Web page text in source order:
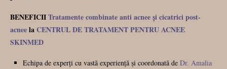
BENEFICIITratamente combinate anti acnee și cicatrici post-
acneelaCENTRUL DE TRATAMENT PENTRU ACNEE
SKINMED
Echipa de experți cu vastă experiență și coordonată de Dr. Amalia